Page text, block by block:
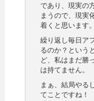
であり、現実の
まうので、現実
着くと思います。
繰り返し毎日ア
るのか？という
ど、私はまだ勝
は持てません。
まぁ、結局やる
てことですね！